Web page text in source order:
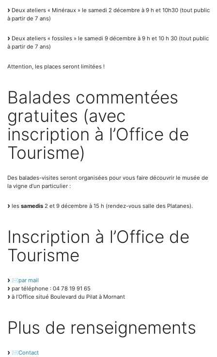
Deux ateliers « Minéraux » le samedi 2 décembre à 9 h et 10h30 (tout public
à partir de 7 ans)
Deux ateliers « fossiles » le samedi 9 décembre à 9 h et 10 h 30 (tout public
à partir de 7 ans)
Attention, les places seront limitées !
Balades commentées
gratuites (avec
inscription à l’Office de
Tourisme)
Des balades-visites seront organisées pour vous faire découvrir le musée de
la vigne d’un particulier :
les samedis 2 et 9 décembre à 15 h (rendez-vous salle des Platanes).
Inscription à l’Office de
Tourisme
par mail
par téléphone : 04 78 19 91 65
à l’Office situé Boulevard du Pilat à Mornant
Plus de renseignements
Contact